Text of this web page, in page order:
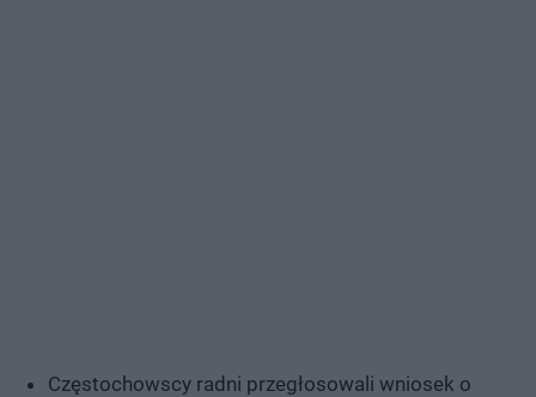
Częstochowscy radni przegłosowali wniosek o